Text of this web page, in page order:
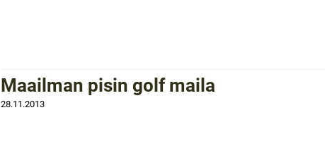
Maailman pisin golf maila
28.11.2013